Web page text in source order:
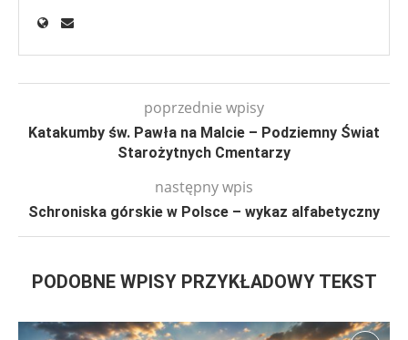
poprzednie wpisy
Katakumby św. Pawła na Malcie – Podziemny Świat
Starożytnych Cmentarzy
następny wpis
Schroniska górskie w Polsce – wykaz alfabetyczny
PODOBNE WPISY PRZYKŁADOWY TEKST